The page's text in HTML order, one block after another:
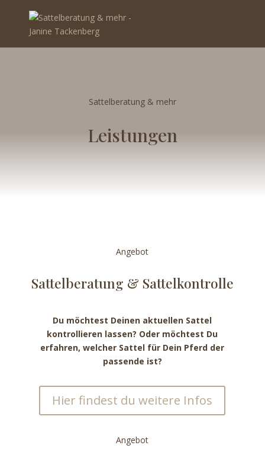
Sattelberatung & mehr
Leistungen
Angebot
Sattel­beratung & Sattel­kontrolle
Du möchtest Deinen aktuellen Sattel
kontrollieren lassen? Oder möchtest Du
erfahren, welcher Sattel für Dein Pferd der
passende ist?
Hier findest du weitere Infos
Angebot